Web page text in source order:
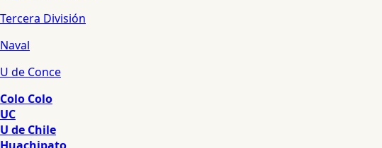
Tercera División
Naval
U de Conce
Colo Colo
UC
U de Chile